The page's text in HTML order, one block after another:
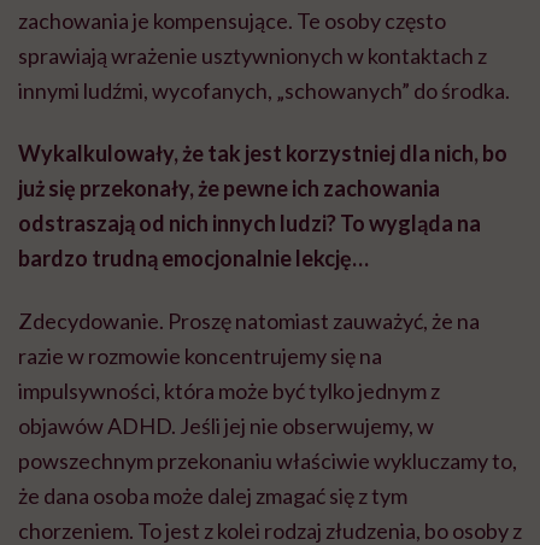
zachowania je kompensujące. Te osoby często
sprawiają wrażenie usztywnionych w kontaktach z
innymi ludźmi, wycofanych, „schowanych” do środka.
Wykalkulowały, że tak jest korzystniej dla nich, bo
już się przekonały, że pewne ich zachowania
odstraszają od nich innych ludzi? To wygląda na
bardzo trudną emocjonalnie lekcję…
Zdecydowanie. Proszę natomiast zauważyć, że na
razie w rozmowie koncentrujemy się na
impulsywności, która może być tylko jednym z
objawów ADHD. Jeśli jej nie obserwujemy, w
powszechnym przekonaniu właściwie wykluczamy to,
że dana osoba może dalej zmagać się z tym
chorzeniem. To jest z kolei rodzaj złudzenia, bo osoby z